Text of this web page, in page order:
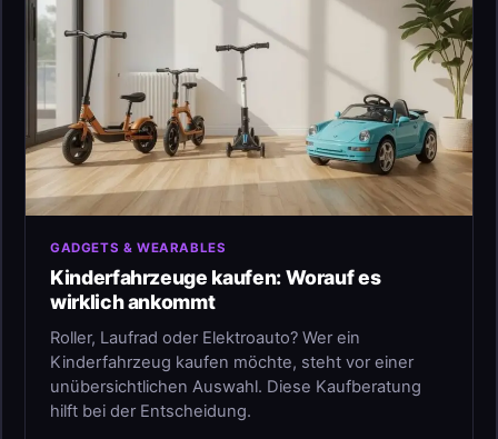
GADGETS & WEARABLES
Kinderfahrzeuge kaufen: Worauf es
wirklich ankommt
Roller, Laufrad oder Elektroauto? Wer ein
Kinderfahrzeug kaufen möchte, steht vor einer
unübersichtlichen Auswahl. Diese Kaufberatung
hilft bei der Entscheidung.